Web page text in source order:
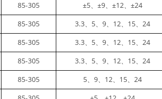
85-305 ±5、±9、±12、±24
85-305 3.3、5、9、12、15、24
85-305 3.3、5、9、12、15、24
85-305 3.3、5、9、12、15、24
85-305 5、9、12、15、24